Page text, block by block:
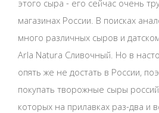
этого сыра - его сейчас очень
магазинах России. В поисках
много различных сыров и
Arla Natura Сливочный. Но в
опять же не достать в России,
покупать творожные сыры
которых на прилавках раз-два и